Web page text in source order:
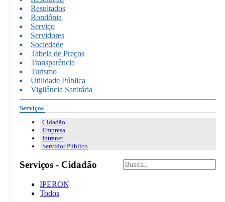
Resultados
Rondônia
Serviço
Servidores
Sociedade
Tabela de Preços
Transparência
Turismo
Utilidade Pública
Vigilância Sanitária
Serviços
Cidadão
Empresa
Intranet
Servidor Público
Serviços - Cidadão
IPERON
Todos